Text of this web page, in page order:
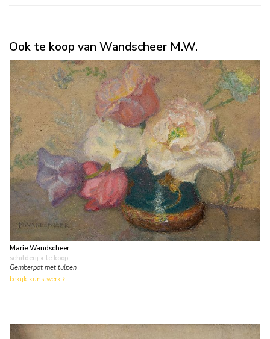
Ook te koop van Wandscheer M.W.
Marie Wandscheer
schilderij • te koop
Gemberpot met tulpen
bekijk kunstwerk